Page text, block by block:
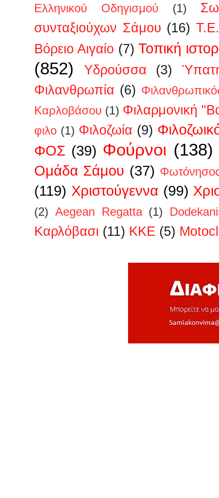
Ελληνικού Οδηγισμού
(1)
συνταξιούχων Σάμου (16)
Βόρειο Αιγαίο (7) Τοπική
(852) Υδρούσσα (3)
Φιλανθρωπία (6)
Καρλοβάσου (1) Φιλαρμονική
φιλο (1) Φιλοζωία (9)
ΦΟΣ (39) Φούρνοι (138)
Ομάδα Σάμου (37)
(119) Χριστούγεννα (99)
(2) Aegean Regatta (1)
Kαρλόβασι (11) KKE (5)